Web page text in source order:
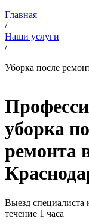
Главная
/
Наши услуги
/
Уборка после
уборка
ремонта
Выезд специалиста
течение 1 часа